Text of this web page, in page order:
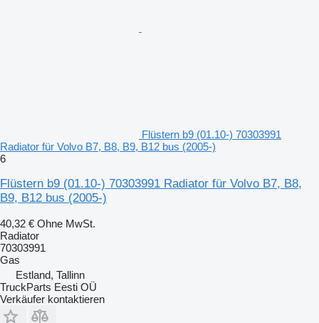
Flüstern b9 (01.10-) 70303991
Radiator für Volvo B7, B8, B9, B12 bus (2005-)
6
Flüstern b9 (01.10-) 70303991 Radiator für Volvo B7, B8,
B9, B12 bus (2005-)
40,32 € Ohne MwSt.
Radiator
70303991
Gas
Estland, Tallinn
TruckParts Eesti OÜ
Verkäufer kontaktieren